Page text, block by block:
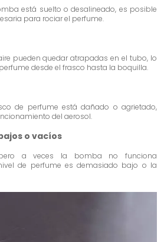
está suelto o desalineado, es posible
para rociar el perfume.
pueden quedar atrapadas en el tubo, lo
desde el frasco hasta la boquilla.
de perfume está dañado o agrietado,
del aerosol.
o vacíos
a veces la bomba no funciona
de perfume es demasiado bajo o la